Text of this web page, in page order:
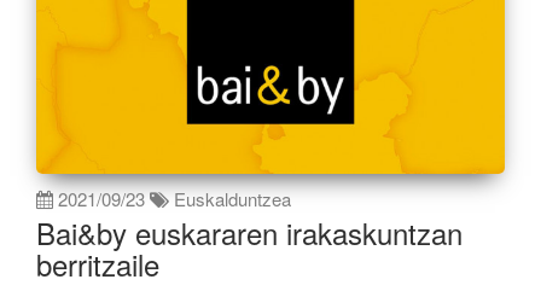
2021/09/23 Euskalduntzea
Bai&by euskararen irakaskuntzan
berritzaile